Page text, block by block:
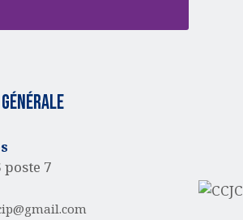
poste 7